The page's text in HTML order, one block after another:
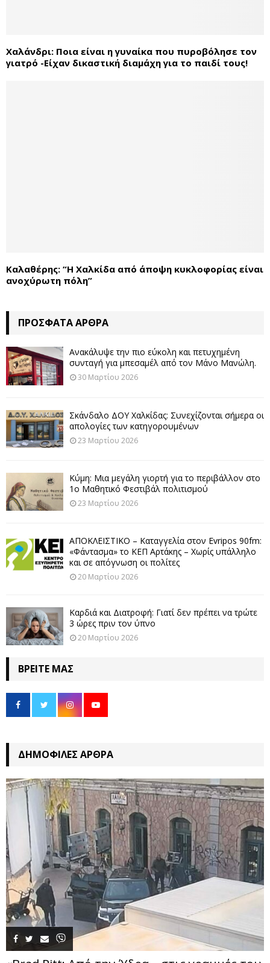
Χαλάνδρι: Ποια είναι η γυναίκα που πυροβόλησε τον
γιατρό -Είχαν δικαστική διαμάχη για το παιδί τους!
Καλαθέρης: “Η Χαλκίδα από άποψη κυκλοφορίας είναι
ανοχύρωτη πόλη”
ΠΡΌΣΦΑΤΑ ΆΡΘΡΑ
Ανακάλυψε την πιο εύκολη και πετυχημένη
συνταγή για μπεσαμέλ από τον Μάνο Μανώλη.
30 Μαρτίου 2026
Σκάνδαλο ΔΟΥ Χαλκίδας: Συνεχίζονται σήμερα οι
απολογίες των κατηγορουμένων
23 Μαρτίου 2026
Κύμη: Μια μεγάλη γιορτή για το περιβάλλον στο
1ο Μαθητικό Φεστιβάλ πολιτισμού
23 Μαρτίου 2026
ΑΠΟΚΛΕΙΣΤΙΚΟ – Καταγγελία στον Evripos 90fm:
«Φάντασμα» το ΚΕΠ Αρτάκης – Χωρίς υπάλληλο
και σε απόγνωση οι πολίτες
20 Μαρτίου 2026
Καρδιά και Διατροφή: Γιατί δεν πρέπει να τρώτε
3 ώρες πριν τον ύπνο
20 Μαρτίου 2026
ΒΡΕΊΤΕ ΜΑΣ
ΔΗΜΟΦΙΛΈΣ ΆΡΘΡΑ